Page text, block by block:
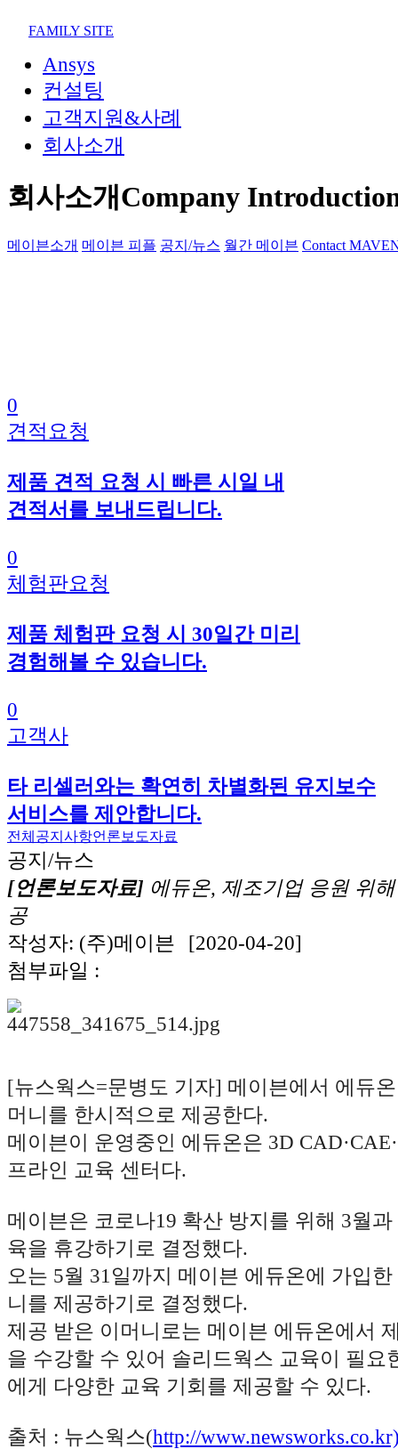
FAMILY SITE
Ansys
컨설팅
고객지원&사례
회사소개
회사소개Company
메이븐소개 메이븐 피플 공지/뉴스 월간 메이븐 Contact
0
견적요청
제품 견적 요청 시 빠른 시일 내
견적서를 보내드립니다.
0
체험판요청
제품 체험판 요청 시 30일간 미리
경험해볼 수 있습니다.
0
고객사
타 리셀러와는 확연히 차별화된 유지보수
서비스를 제안합니다.
전체 공지사항언론보도자료
공지/뉴스
[언론보도자료] 에듀온, 제조기업 응원 위
공
작성자: (주)메이븐
[2020-04-20]
첨부파일 :
[뉴스웍스=문병도 기자] 메이븐에서 에듀
머니를 한시적으로 제공한다.
메이븐이 운영중인 에듀온은 3D
프라인 교육 센터다.
메이븐은 코로나19 확산 방지를 위해 3월
육을 휴강하기로 결정했다.
오는 5월 31일까지 메이븐 에듀온에 가입
니를 제공하기로 결정했다.
제공 받은 이머니로는 메이븐 에듀온에서
을 수강할 수 있어 솔리드웍스 교육이 필요
에게 다양한 교육 기회를 제공할 수 있다.
출처 : 뉴스웍스(http://